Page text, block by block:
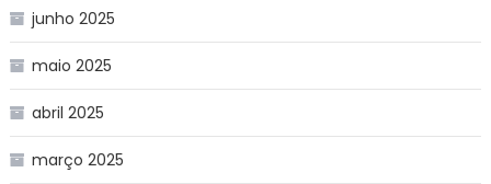
junho 2025
maio 2025
abril 2025
março 2025